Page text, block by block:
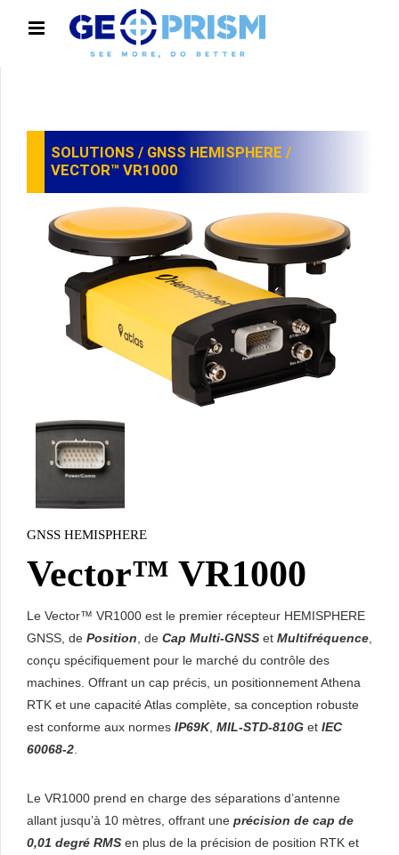
SOLUTIONS / GNSS HEMISPHERE /
VECTOR™ VR1000
GNSS HEMISPHERE
Vector™ VR1000
Le Vector™ VR1000 est le premier récepteur HEMISPHERE
GNSS, de Position , de Cap Multi-GNSS et Multifréquence
conçu spécifiquement pour le marché du contrôle des
machines. Offrant un cap précis, un positionnement Athena
RTK et une capacité Atlas complète, sa conception robuste
est conforme aux normes IP69K, MIL-STD-810G et IEC
60068-2
Le VR1000 prend en charge des séparations d’antenne
allant jusqu’à 10 mètres, offrant une précision de cap de
0,01 degré RMS en plus de la précision de position RTK et